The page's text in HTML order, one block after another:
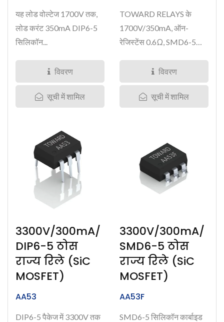
यह लोड वोल्टेज 1700V तक,
लोड करंट 350mA DIP6-5
सिलिकॉन...
विवरण
सूची में शामिल
TOWARD RELAYS के
1700V/350mA, ऑन-
रेजिस्टेंस 0.6Ω, SMD6-5
विवरण
सूची में शामिल
3300V/300mA/
DIP6-5 ठोस
राज्य रिले (SiC
MOSFET)
AA53
DIP6-5 पैकेज में 3300V तक
3300V/300mA/
SMD6-5 ठोस
राज्य रिले (SiC
MOSFET)
AA53F
SMD6-5 सिलिकॉन कार्बाइड